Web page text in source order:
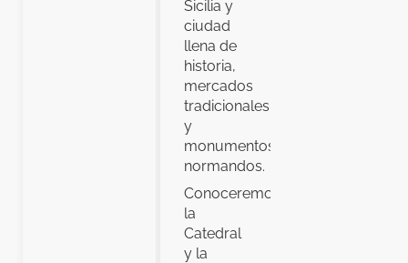
Sicilia y
ciudad
llena de
historia,
mercados
tradicionales
y
monumentos
normandos.
Conoceremos
la
Catedral
y la